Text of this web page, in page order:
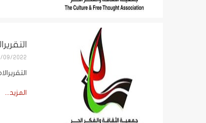
09/2022
المزيد...